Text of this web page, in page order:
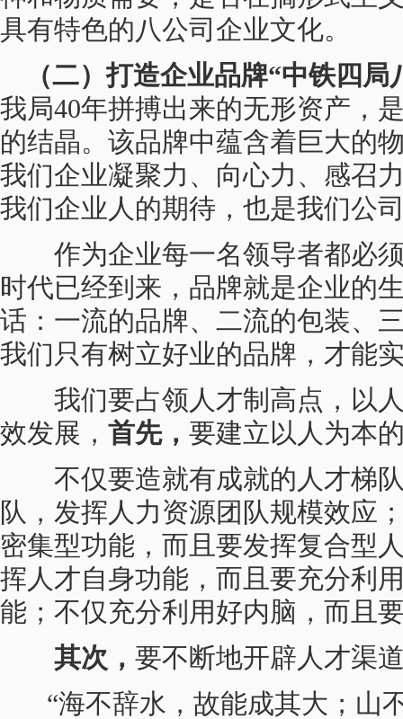
具有特色的八公司企业文化。
（二）打造企业品牌“中铁四局
我局40年拼搏出来的无形资产，
的结晶。该品牌中蕴含着巨大的
我们企业凝聚力、向心力、感召
我们企业人的期待，也是我们公
作为企业每一名领导者都必
时代已经到来，品牌就是企业的
话：一流的品牌、二流的包装、
我们只有树立好业的品牌，才能
我们要占领人才制高点，以
效发展， 首先， 要建立以人为本
不仅要造就有成就的人才梯
队，发挥人力资源团队规模效应
密集型功能，而且要发挥复合型
挥人才自身功能，而且要充分利
能；不仅充分利用好内脑，而且
其次， 要不断地开辟人才渠
“海不辞水，故能成其大；山